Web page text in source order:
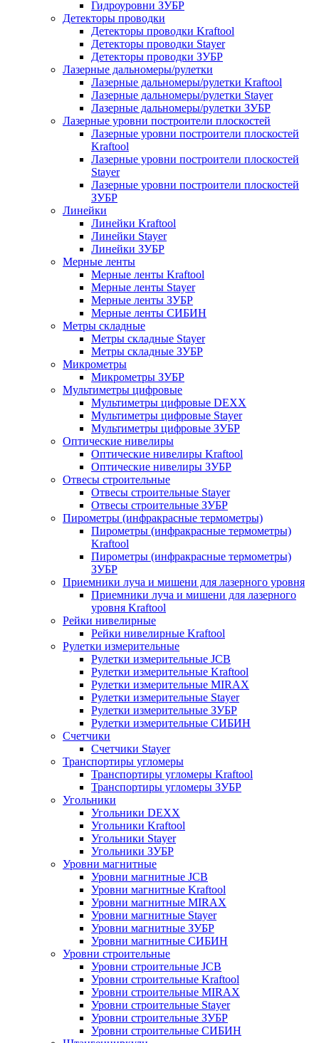
Гидроуровни ЗУБР
Детекторы проводки
Детекторы проводки Kraftool
Детекторы проводки Stayer
Детекторы проводки ЗУБР
Лазерные дальномеры/рулетки
Лазерные дальномеры/рулетки Kraftool
Лазерные дальномеры/рулетки Stayer
Лазерные дальномеры/рулетки ЗУБР
Лазерные уровни построители плоскостей
Лазерные уровни построители плоскостей
Kraftool
Лазерные уровни построители плоскостей
Stayer
Лазерные уровни построители плоскостей
ЗУБР
Линейки
Линейки Kraftool
Линейки Stayer
Линейки ЗУБР
Мерные ленты
Мерные ленты Kraftool
Мерные ленты Stayer
Мерные ленты ЗУБР
Мерные ленты СИБИН
Метры складные
Метры складные Stayer
Метры складные ЗУБР
Микрометры
Микрометры ЗУБР
Мультиметры цифровые
Мультиметры цифровые DEXX
Мультиметры цифровые Stayer
Мультиметры цифровые ЗУБР
Оптические нивелиры
Оптические нивелиры Kraftool
Оптические нивелиры ЗУБР
Отвесы строительные
Отвесы строительные Stayer
Отвесы строительные ЗУБР
Пирометры (инфракрасные термометры)
Пирометры (инфракрасные термометры)
Kraftool
Пирометры (инфракрасные термометры)
ЗУБР
Приемники луча и мишени для лазерного уровня
Приемники луча и мишени для лазерного
уровня Kraftool
Рейки нивелирные
Рейки нивелирные Kraftool
Рулетки измерительные
Рулетки измерительные JCB
Рулетки измерительные Kraftool
Рулетки измерительные MIRAX
Рулетки измерительные Stayer
Рулетки измерительные ЗУБР
Рулетки измерительные СИБИН
Счетчики
Счетчики Stayer
Транспортиры угломеры
Транспортиры угломеры Kraftool
Транспортиры угломеры ЗУБР
Угольники
Угольники DEXX
Угольники Kraftool
Угольники Stayer
Угольники ЗУБР
Уровни магнитные
Уровни магнитные JCB
Уровни магнитные Kraftool
Уровни магнитные MIRAX
Уровни магнитные Stayer
Уровни магнитные ЗУБР
Уровни магнитные СИБИН
Уровни строительные
Уровни строительные JCB
Уровни строительные Kraftool
Уровни строительные MIRAX
Уровни строительные Stayer
Уровни строительные ЗУБР
Уровни строительные СИБИН